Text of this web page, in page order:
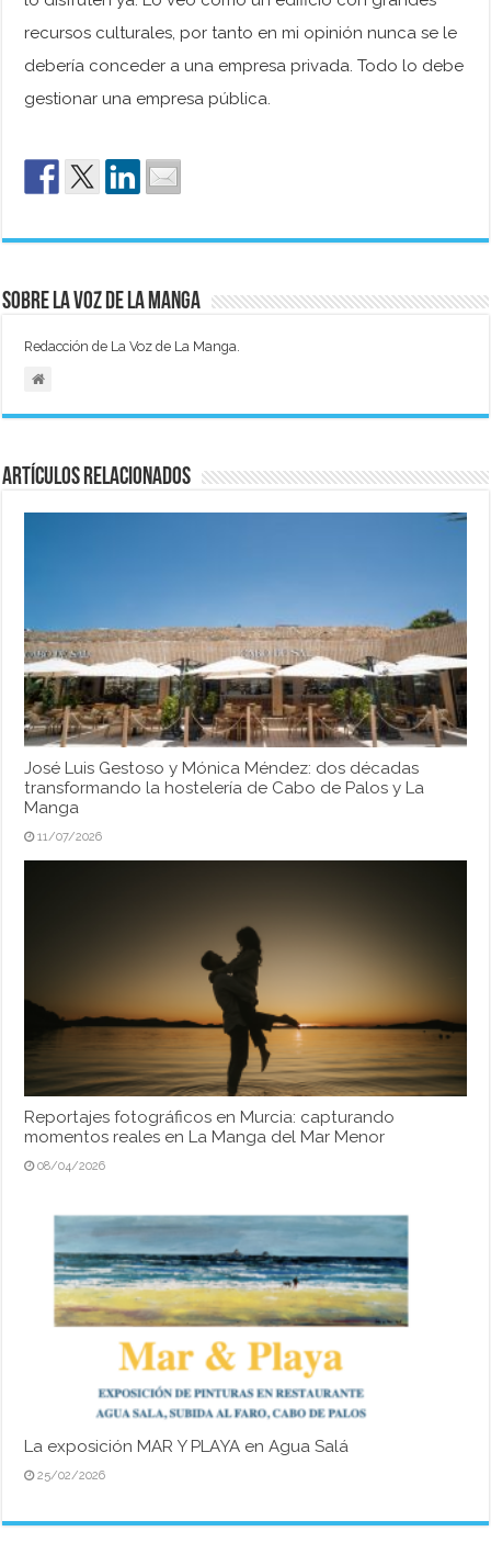
recursos culturales, por tanto en mi opinión nunca se le
debería conceder a una empresa privada. Todo lo debe
gestionar una empresa pública.
Sobre La Voz de La Manga
Redacción de La Voz de La Manga.
Artículos relacionados
José Luis Gestoso y Mónica Méndez: dos décadas
transformando la hostelería de Cabo de Palos y La
Manga
11/07/2026
Reportajes fotográficos en Murcia: capturando
momentos reales en La Manga del Mar Menor
08/04/2026
La exposición MAR Y PLAYA en Agua Salá
25/02/2026